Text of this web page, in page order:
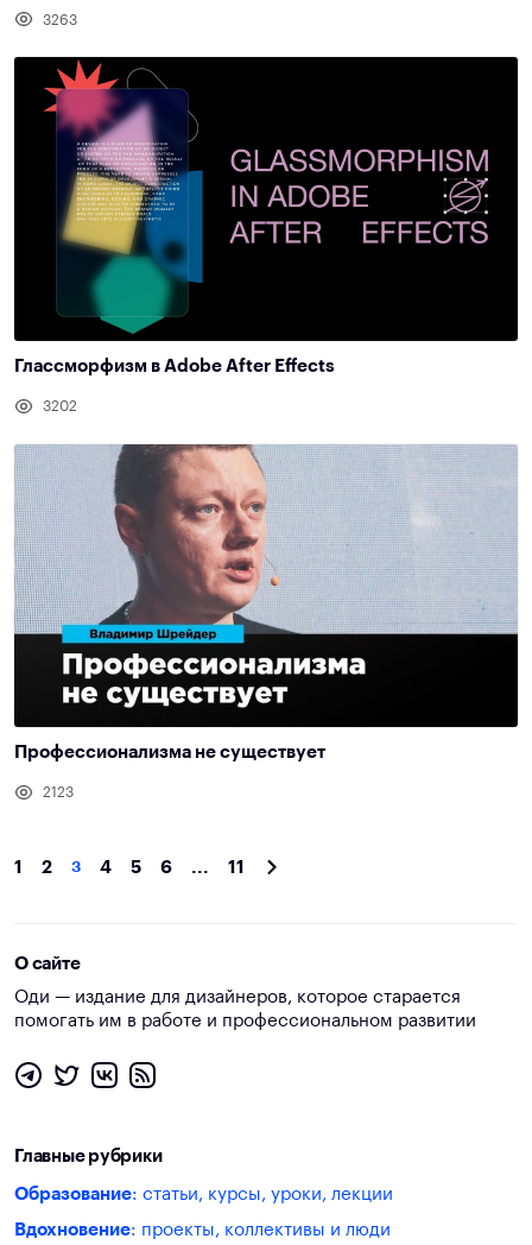
3263
Глассморфизм в Adobe After Effects
3202
Профессионализма не существует
2123
1 2 3 4 5 6 ... 11
О сайте
Оди — издание для дизайнеров, которое старается
помогать им в работе и профессиональном развитии
Главные рубрики
Образование: статьи, курсы, уроки, лекции
Вдохновение: проекты, коллективы и люди